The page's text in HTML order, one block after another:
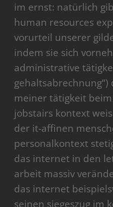
im ernst: natürlich
human resources
vorurteil unserer
indem sie sich
administrative
meiner tätigkeit
jobstairs kontext
der it-affinen
personalkontext
das internet in den
arbeit massiv
das internet
seinen siegeszug im